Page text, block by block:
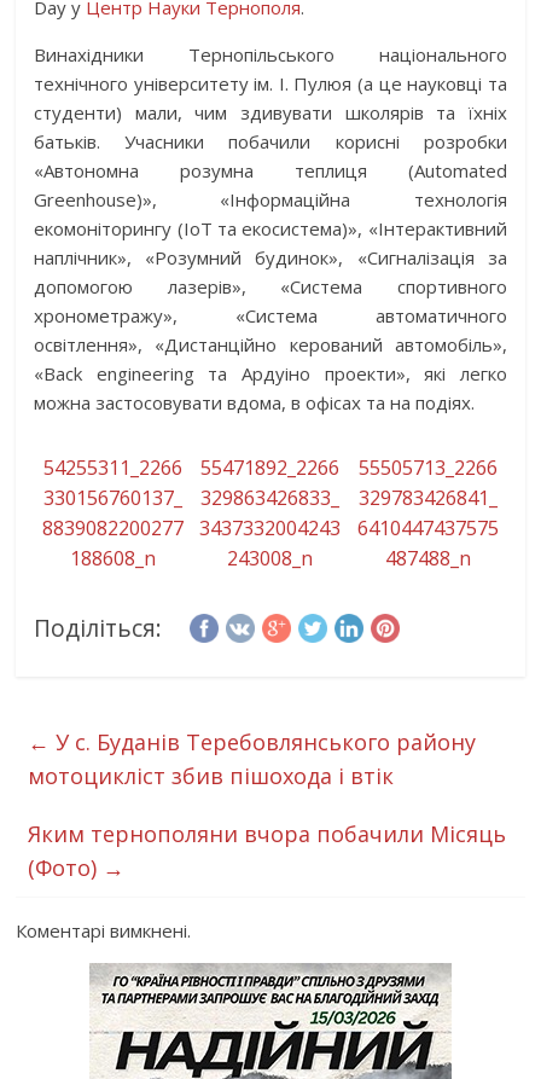
Day у Центр Науки Тернополя.
Винахідники Тернопільського національного
технічного університету ім. І. Пулюя (а це науковці та
студенти) мали, чим здивувати школярів та їхніх
батьків. Учасники побачили корисні розробки
«Автономна розумна теплиця (Automated
Greenhouse)», «Інформаційна технологія
екомоніторингу (IoT та екосистема)», «Інтерактивний
наплічник», «Розумний будинок», «Сигналізація за
допомогою лазерів», «Система спортивного
хронометражу», «Система автоматичного
освітлення», «Дистанційно керований автомобіль»,
«Back engineering та Ардуіно проекти», які легко
можна застосовувати вдома, в офісах та на подіях.
54255311_2266
330156760137_
8839082200277
188608_n
55471892_2266
329863426833_
3437332004243
243008_n
55505713_2266
329783426841_
6410447437575
487488_n
Поділіться:
← У с. Буданів Теребовлянського району
мотоцикліст збив пішохода і втік
Яким тернополяни вчора побачили Місяць
(Фото) →
Коментарі вимкнені.